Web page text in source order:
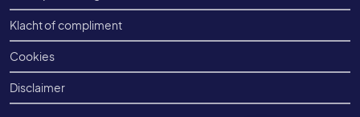
Klacht of compliment
Cookies
Disclaimer